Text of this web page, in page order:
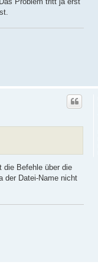
die Befehle über die
der Datei-Name nicht